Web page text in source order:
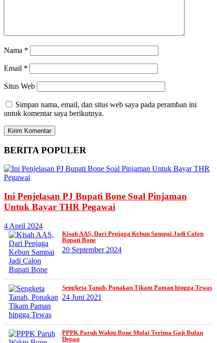
Nama *
Email *
Situs Web
Simpan nama, email, dan situs web saya pada peramban ini
untuk komentar saya berikutnya.
BERITA POPULER
Ini Penjelasan PJ Bupati Bone Soal Pinjaman
Untuk Bayar THR Pegawai
4 April 2024
Kisah AAS, Dari Penjaga Kebun Sampai Jadi Calon
Bupati Bone
20 September 2024
Sengketa Tanah, Ponakan Tikam Paman hingga Tewas
24 Juni 2021
PPPK Paruh Waktu Bone Mulai Terima Gaji Bulan
Depan